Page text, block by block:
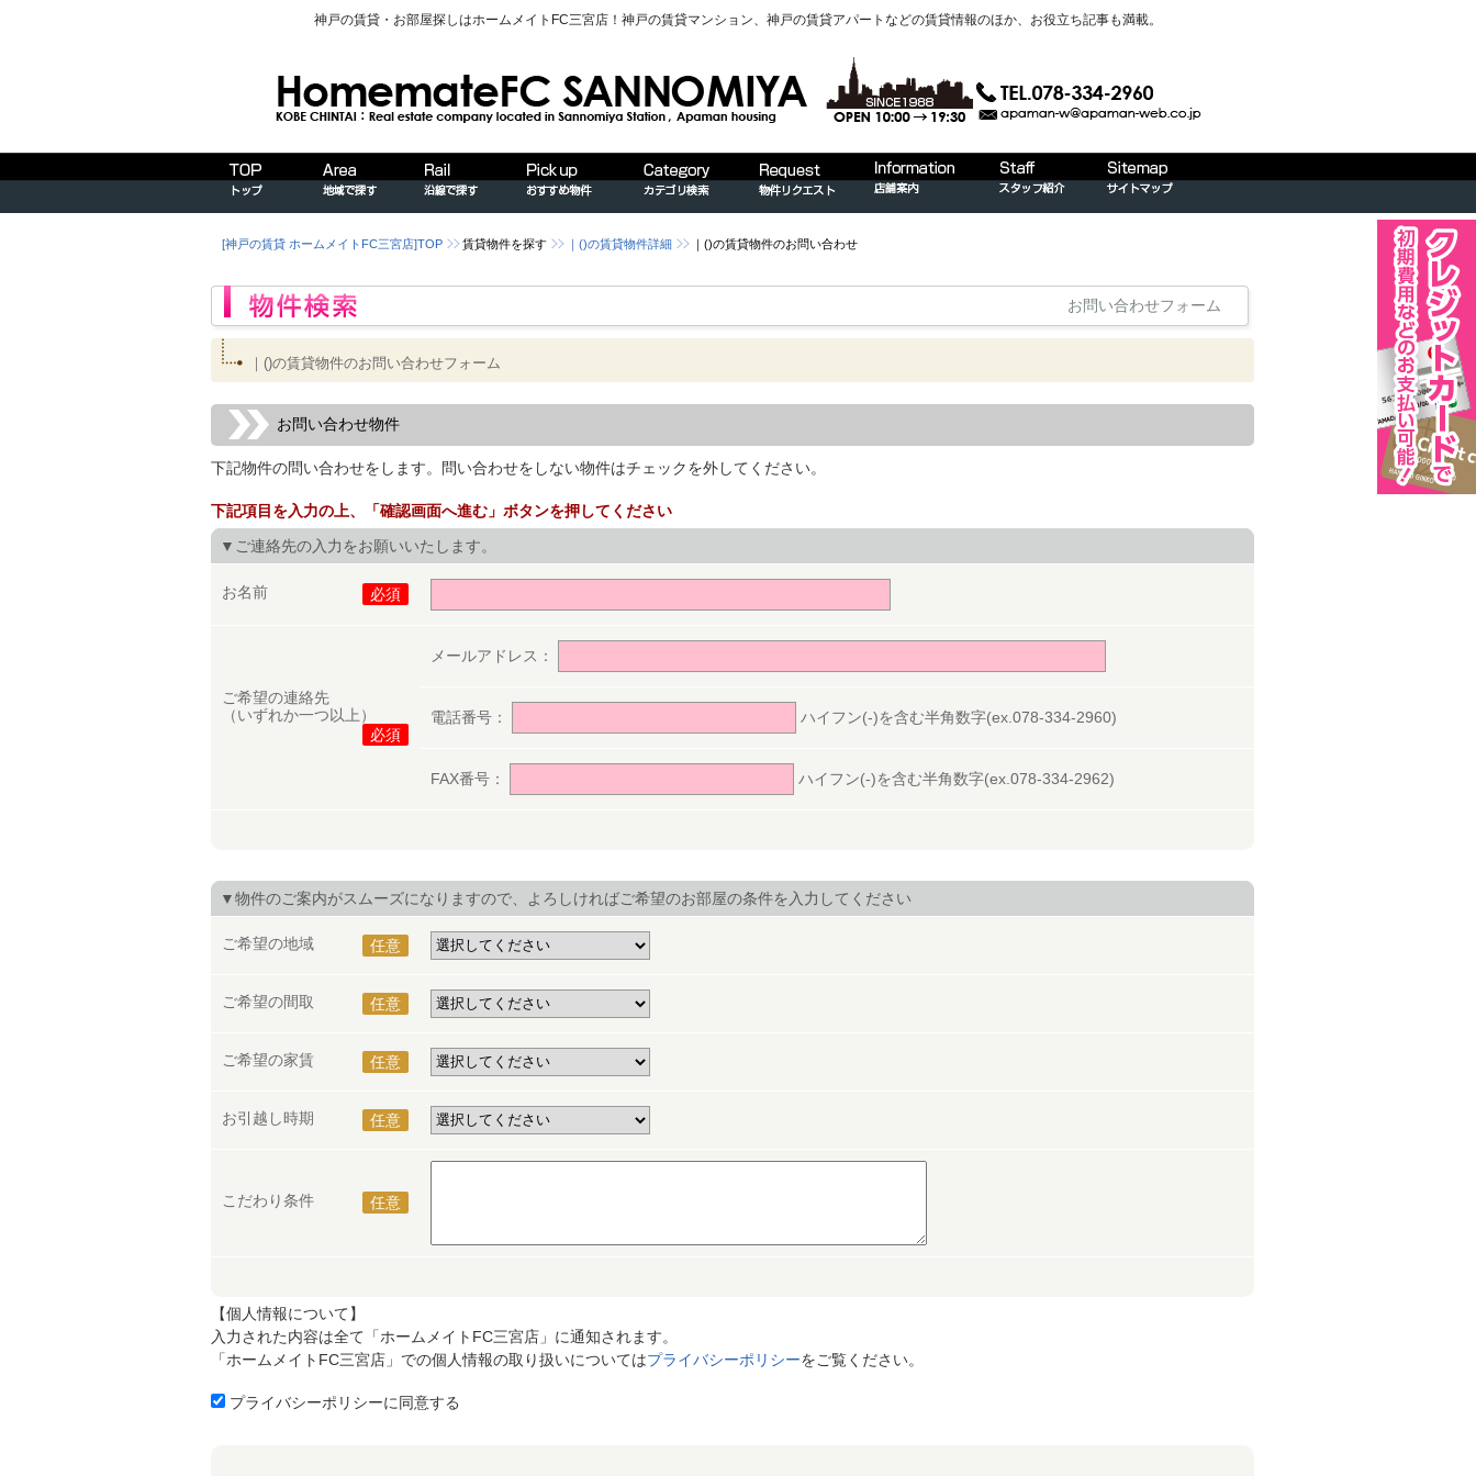
神戸の賃貸・お部屋探しはホームメイトFC三宮店！神戸の賃貸マンション、神戸の賃貸アパートなどの賃貸情報のほか、お役立ち記事も満載。
[神戸の賃貸 ホームメイトFC三宮店]TOP 賃貸物件を探す ｜()の賃貸物件詳細 ｜()の賃貸物件のお問い合わせ
お問い合わせフォーム
｜()の賃貸物件のお問い合わせフォーム
お問い合わせ物件
下記物件の問い合わせをします。問い合わせをしない物件はチェックを外してください。
下記項目を入力の上、「確認画面へ進む」ボタンを押してください
▼ご連絡先の入力をお願いいたします。
お名前 必須
ご希望の連絡先
（いずれか一つ以上）
必須
メールアドレス：
電話番号： ハイフン(-)を含む半角数字(ex.078-334-2960)
FAX番号： ハイフン(-)を含む半角数字(ex.078-334-2962)
▼物件のご案内がスムーズになりますので、よろしければご希望のお部屋の条件を入力してください
ご希望の地域 任意
ご希望の間取 任意
ご希望の家賃 任意
お引越し時期 任意
こだわり条件 任意
【個人情報について】
入力された内容は全て「ホームメイトFC三宮店」に通知されます。
「ホームメイトFC三宮店」での個人情報の取り扱いについてはプライバシーポリシーをご覧ください。
プライバシーポリシーに同意する